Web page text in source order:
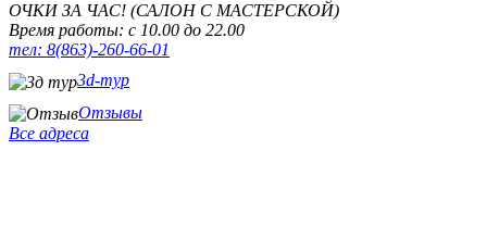
ОЧКИ ЗА ЧАС! (САЛОН С МАСТЕРСКОЙ)
Время работы: с 10.00 до 22.00
тел: 8(863)-260-66-01
3d-тур
Отзывы
Все адреса